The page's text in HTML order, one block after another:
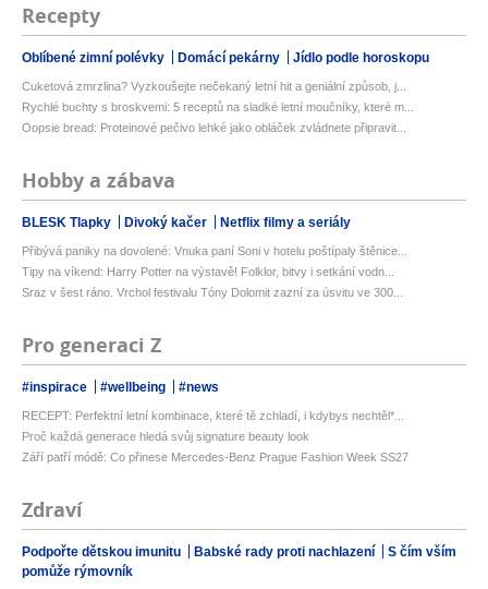
Recepty
Oblíbené zimní polévky Domácí pekárny Jídlo podle horoskopu
Cuketová zmrzlina? Vyzkoušejte nečekaný letní hit a geniální způsob, j...
Rychlé buchty s broskvemi: 5 receptů na sladké letní moučníky, které m...
Oopsie bread: Proteinové pečivo lehké jako obláček zvládnete připravit...
Hobby a zábava
BLESK Tlapky Divoký kačer Netflix filmy a seriály
Přibývá paniky na dovolené: Vnuka paní Soni v hotelu poštípaly štěnice...
Tipy na víkend: Harry Potter na výstavě! Folklor, bitvy i setkání vodn...
Sraz v šest ráno. Vrchol festivalu Tóny Dolomit zazní za úsvitu ve 300...
Pro generaci Z
#inspirace #wellbeing #news
RECEPT: Perfektní letní kombinace, které tě zchladí, i kdybys nechtěl*...
Proč každá generace hledá svůj signature beauty look
Září patří módě: Co přinese Mercedes-Benz Prague Fashion Week SS27
Zdraví
Podpořte dětskou imunitu Babské rady proti nachlazení
S čím vším
pomůže rýmovník